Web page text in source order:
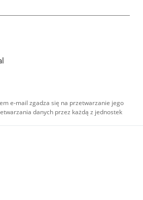
e-mail zgadza się na przetwarzanie jego
danych przez każdą z jednostek